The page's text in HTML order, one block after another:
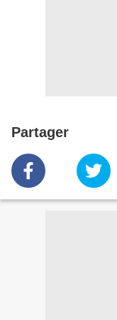
Partager